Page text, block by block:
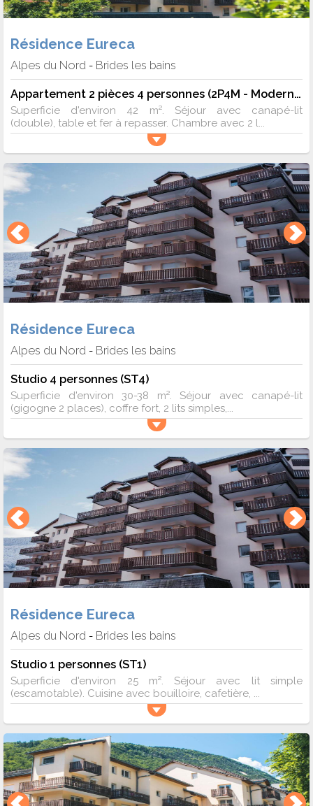
Résidence Eureca
Alpes du Nord - Brides les bains
Appartement 2 pièces 4 personnes (2P4M - Moderne)
Superficie d'environ 42 m². Séjour avec canapé-lit
(double), table et fer à repasser. Chambre avec 2 l...
Résidence Eureca
Alpes du Nord - Brides les bains
Studio 4 personnes (ST4)
Superficie d'environ 30-38 m². Séjour avec canapé-lit
(gigogne 2 places), coffre fort, 2 lits simples,...
Résidence Eureca
Alpes du Nord - Brides les bains
Studio 1 personnes (ST1)
Superficie d'environ 25 m². Séjour avec lit simple
(escamotable). Cuisine avec bouilloire, cafetière, ...